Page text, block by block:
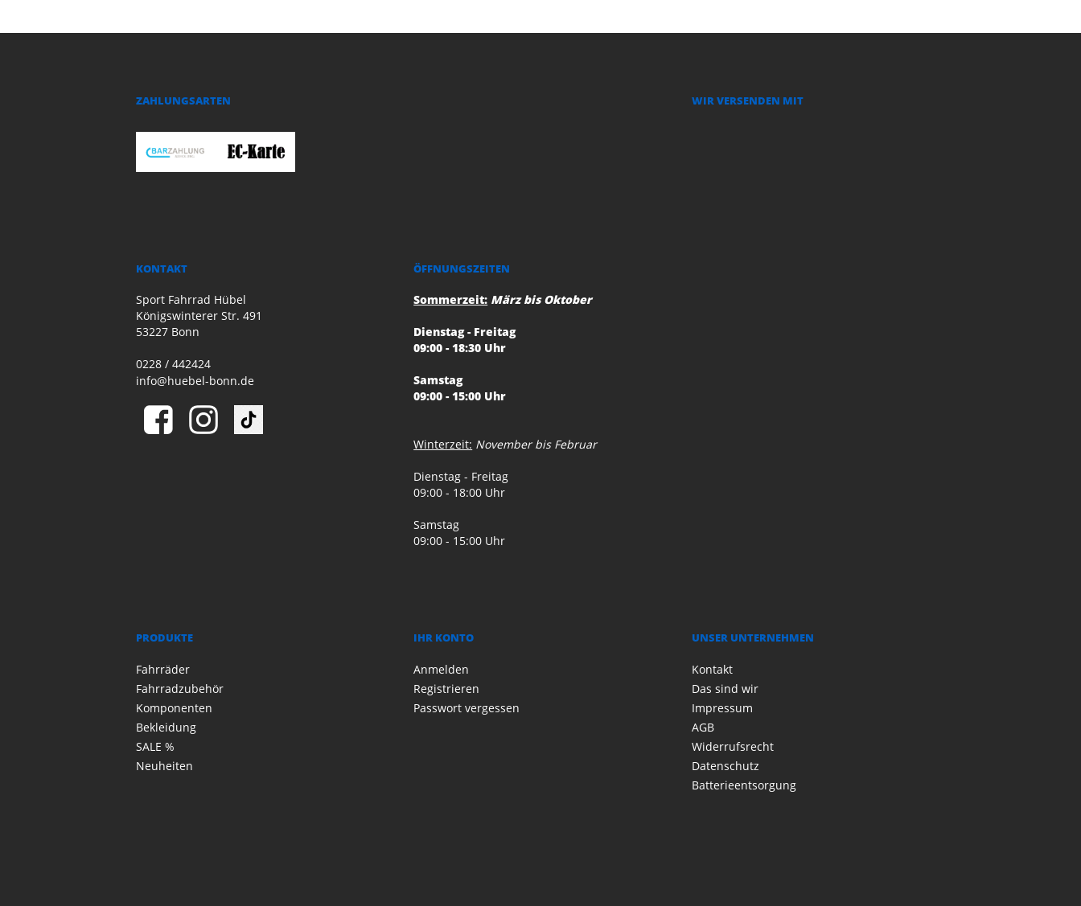
ZAHLUNGSARTEN WIR VERSENDEN MIT
KONTAKT
Sport Fahrrad Hübel
Königswinterer Str. 491
53227 Bonn
0228 / 442424
info@huebel-bonn.de
ÖFFNUNGSZEITEN
Sommerzeit: März bis Oktober
Dienstag - Freitag
09:00 - 18:30 Uhr
Samstag
09:00 - 15:00 Uhr
Winterzeit: November bis Februar
Dienstag - Freitag
09:00 - 18:00 Uhr
Samstag
09:00 - 15:00 Uhr
PRODUKTE
Fahrräder
Fahrradzubehör
Komponenten
Bekleidung
SALE %
Neuheiten
IHR KONTO
Anmelden
Registrieren
Passwort vergessen
UNSER UNTERNEHMEN
Kontakt
Das sind wir
Impressum
AGB
Widerrufsrecht
Datenschutz
Batterieentsorgung